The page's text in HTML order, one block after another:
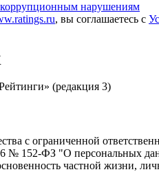
нарушениям
, вы соглашаетесь с
(редакция 3)
с ограниченной
№ 152-ФЗ "О персональных
частной жизни,